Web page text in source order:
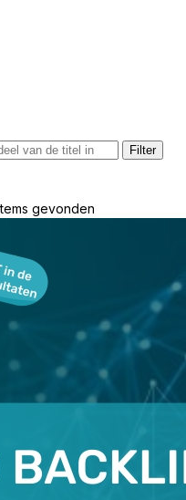
Filter
gevonden